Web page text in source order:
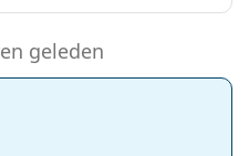
geleden